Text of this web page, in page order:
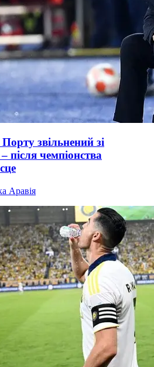
звільнений зі
після чемпіонства
Аравія